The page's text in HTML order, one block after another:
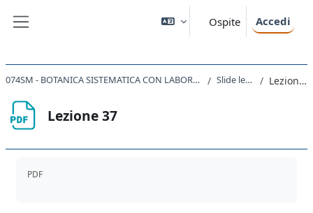
Ospite Accedi
074SM - BOTANICA SISTEMATICA CON LABORATORIO 2024 Slide lezioni Lezione 37
Lezione 37
PDF